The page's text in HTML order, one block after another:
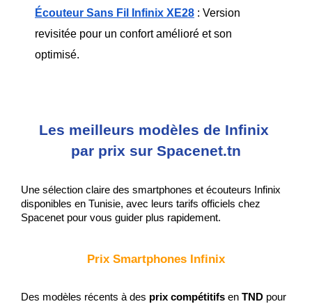
Écouteur Sans Fil Infinix XE28 : Version
revisitée pour un confort amélioré et son
optimisé.
Les meilleurs modèles de Infinix
par prix sur Spacenet.tn
Une sélection claire des smartphones et écouteurs Infinix
disponibles en Tunisie, avec leurs tarifs officiels chez
Spacenet pour vous guider plus rapidement.
Prix Smartphones Infinix
Des modèles récents à des prix compétitifs en TND pour